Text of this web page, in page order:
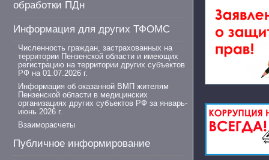
обработки ПДн
Информация для других ТФОМС
Численность граждан, застрахованных на
территории Пензенской области и имеющих
регистрацию на территории других субъектов
РФ на 01.07.2026 г.
Информация об оказанной ВМП жителям
Пензенской области в медицинских
организациях других субъектов РФ за январь-
июнь 2026 г.
Взаиморасчеты
Публичное информирование